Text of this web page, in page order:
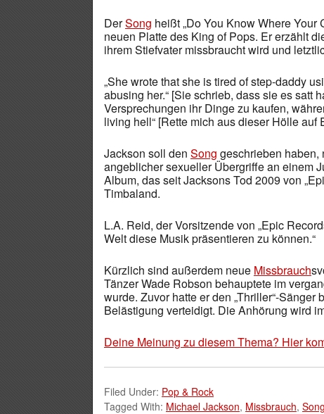
DerSong heißt „Do You Know Where Your
neuen Platte des King of Pops. Er erzählt
ihrem Stiefvater missbraucht wird und
„She wrote that she is tired of step-daddy
abusing her.“ [Sie schrieb, dass sie es satt
Versprechungen ihr Dinge zu kaufen,
living hell“ [Rette mich aus dieser Hölle
Jackson soll den Song geschrieben haben,
angeblicher sexueller Übergriffe an einem
Album, das seit Jacksons Tod 2009 von
Timbaland.
L.A. Reid, der Vorsitzende von „Epic
Welt diese Musik präsentieren zu können.“
Kürzlich sind außerdem neue Missbrauch
Tänzer Wade Robson behauptete im
wurde. Zuvor hatte er den „Thriller“-
Belästigung verteidigt. Die Anhörung wird
Deine Meinung zu diesem Thema? Hier
Filed Under: Pop & Rock
Tagged With: Michael Jackson, Missbrauch, Song